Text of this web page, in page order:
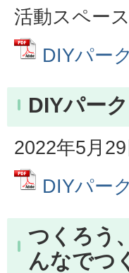
活動スペース
DIYパー
DIYパー
2022年5月
DIYパー
つくろう
んなでつ